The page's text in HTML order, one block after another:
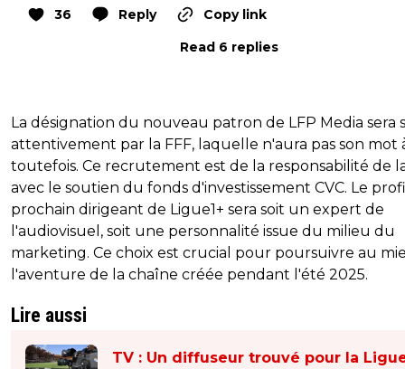
36 Reply
Copy link
Read 6 replies
La désignation du nouveau patron de LFP Media sera
attentivement par la FFF, laquelle n'aura pas son mot
toutefois. Ce recrutement est de la responsabilité de
avec le soutien du fonds d'investissement CVC. Le
prochain dirigeant de Ligue1+ sera soit un expert de
l'audiovisuel, soit une personnalité issue du milieu du
marketing. Ce choix est crucial pour poursuivre au
l'aventure de la chaîne créée pendant l'été 2025.
Lire aussi
TV : Un diffuseur trouvé pour la